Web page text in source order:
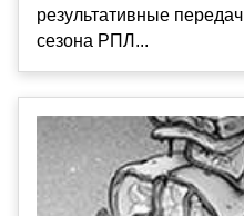
результативные
сезона РПЛ...